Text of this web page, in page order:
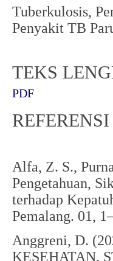
Tuberkulosis,
Penyakit TB
TEKS
PDF
REFERENSI
Alfa, Z. S.,
Pengetahuan,
terhadap
Pemalang. 01,
Anggreni, D.
KESEHATAN.